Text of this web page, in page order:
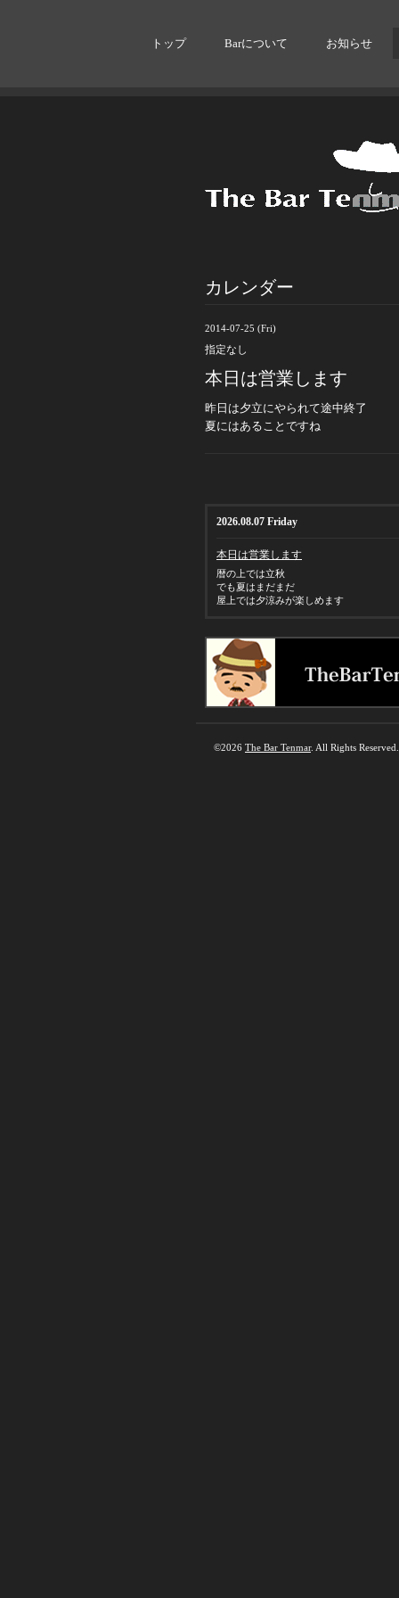
トップ Barについて お知らせ
カレンダー
2014-07-25 (Fri)
指定なし
本日は営業します
昨日は夕立にやられて途中終了
夏にはあることですね
2026.08.07 Friday
本日は営業します
暦の上では立秋
でも夏はまだまだ
屋上では夕涼みが楽しめます
©2026 The Bar Tenmar. All Rights Reserved.